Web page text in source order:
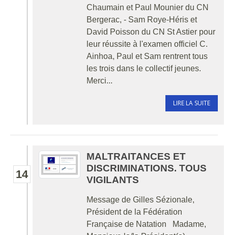
Chaumain et Paul Mounier du CN
Bergerac, - Sam Roye-Héris et
David Poisson du CN St Astier pour
leur réussite à l'examen officiel C.
Ainhoa, Paul et Sam rentrent tous
les trois dans le collectif jeunes.
Merci...
LIRE LA SUITE
14
MALTRAITANCES ET
DISCRIMINATIONS. TOUS
VIGILANTS
Message de Gilles Sézionale,
Président de la Fédération
Française de Natation Madame,